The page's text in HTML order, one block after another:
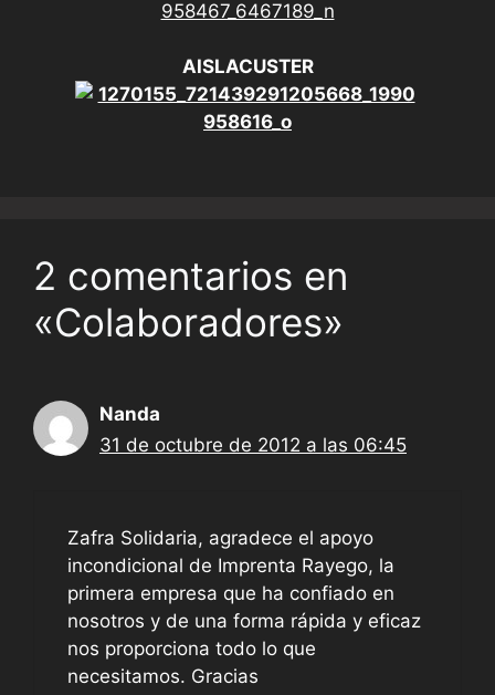
AISLACUSTER
2 comentarios en
«Colaboradores»
Nanda
31 de octubre de 2012 a las 06:45
Zafra Solidaria, agradece el apoyo
incondicional de Imprenta Rayego, la
primera empresa que ha confiado en
nosotros y de una forma rápida y eficaz
nos proporciona todo lo que
necesitamos. Gracias